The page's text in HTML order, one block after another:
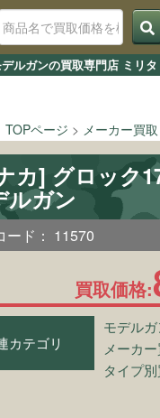
ルガンの買取専門店 ミリ
TOPページ メーカー買
カ] グロック
ルガン
ド： 11570
買取価格:
カテゴリ
モデルガ
メーカ
タイプ